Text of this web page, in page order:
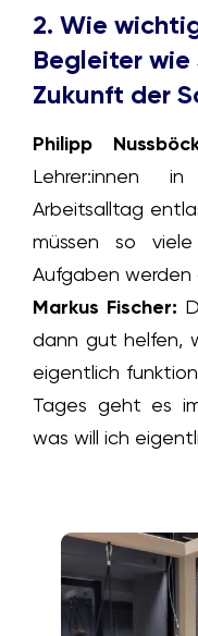
2. Wie
Begleiter wie
Zukunft der
Philipp
Lehrer:innen
Arbeitsalltag
müssen so
Aufgaben
Markus Fischer:
dann gut helfen,
eigentlich
Tages geht es
was will ich